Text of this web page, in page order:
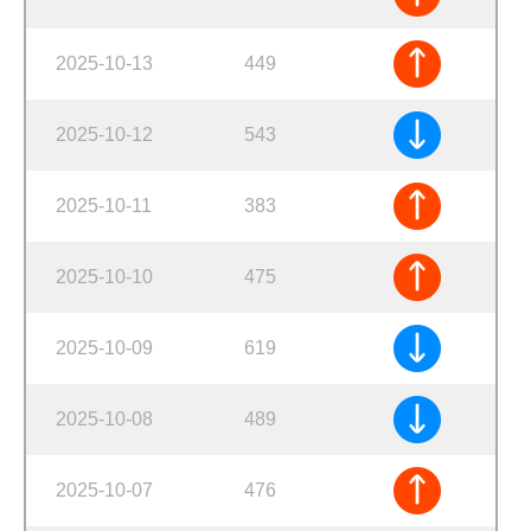
2025-10-13 449
2025-10-12 543
2025-10-11 383
2025-10-10 475
2025-10-09 619
2025-10-08 489
2025-10-07 476